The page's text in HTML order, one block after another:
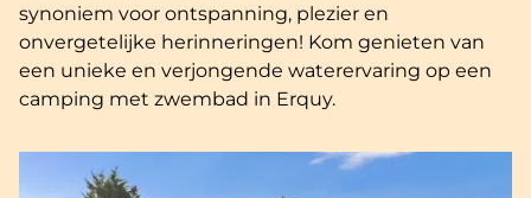
synoniem voor ontspanning, plezier en
onvergetelijke herinneringen! Kom genieten van
een unieke en verjongende waterervaring op een
camping met zwembad in Erquy.